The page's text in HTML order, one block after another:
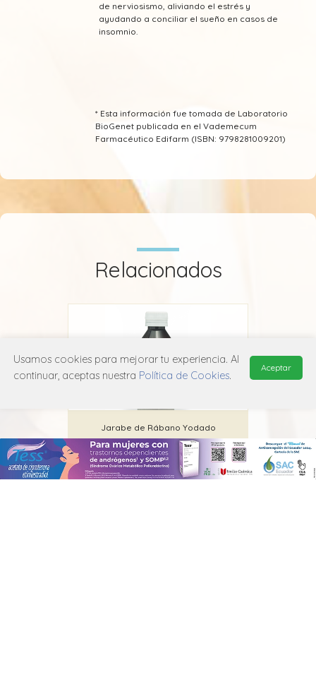
de nerviosismo, aliviando el estrés y
ayudando a conciliar el sueño en casos de
insomnio.
* Esta información fue tomada de Laboratorio
BioGenet publicada en el Vademecum
Farmacéutico Edifarm (ISBN: 9798281009201)
Relacionados
Jarabe de Rábano Yodado
Cifsa
V03A X01
Usamos cookies para mejorar tu experiencia. Al
continuar, aceptas nuestra Política de Cookies.
Aceptar